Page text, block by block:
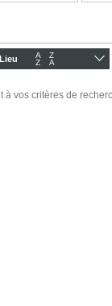
A
Z
Z
A
Lieu
à vos critères de